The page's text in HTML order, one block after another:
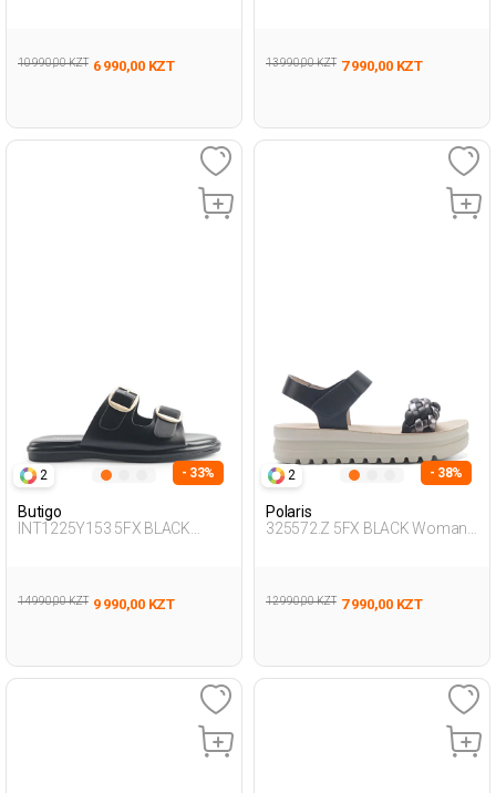
10 990,00 KZT 6 990,00 KZT 13 990,00 KZT 7 990,00 KZT
2 - 33%
Butigo
INT1225Y153 5FX BLACK
14 990,00 KZT 9 990,00 KZT
2 - 38%
Polaris
325572.Z 5FX BLACK Woman
12 990,00 KZT 7 990,00 KZT